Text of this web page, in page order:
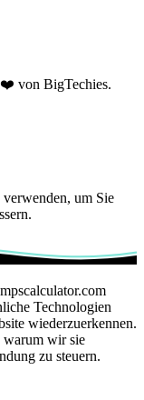
❤️ von BigTechies.
um Sie
Technologien
wiederzuerkennen.
warum wir sie
zu steuern.